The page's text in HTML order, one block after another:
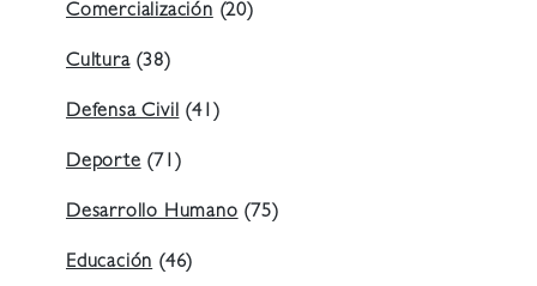
Comercialización (20)
Cultura(38)
Defensa Civil (41)
Deporte (71)
Desarrollo Humano (75)
Educación (46)